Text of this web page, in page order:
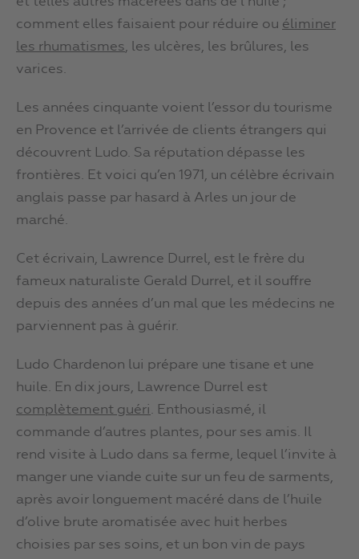
comment elles faisaient pour réduire ou éliminer
les rhumatismes, les ulcères, les brûlures, les
varices.
Les années cinquante voient l’essor du tourisme
en Provence et l’arrivée de clients étrangers qui
découvrent Ludo. Sa réputation dépasse les
frontières. Et voici qu’en 1971, un célèbre écrivain
anglais passe par hasard à Arles un jour de
marché.
Cet écrivain, Lawrence Durrel, est le frère du
fameux naturaliste Gerald Durrel, et il souffre
depuis des années d’un mal que les médecins ne
parviennent pas à guérir.
Ludo Chardenon lui prépare une tisane et une
huile. En dix jours, Lawrence Durrel est
complètement guéri. Enthousiasmé, il
commande d’autres plantes, pour ses amis. Il
rend visite à Ludo dans sa ferme, lequel l’invite à
manger une viande cuite sur un feu de sarments,
après avoir longuement macéré dans de l’huile
d’olive brute aromatisée avec huit herbes
choisies par ses soins, et un bon vin de pays